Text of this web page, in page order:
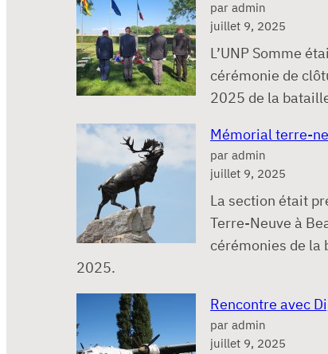
par admin
juillet 9, 2025
L’UNP Somme
cérémonie de
2025 de la
Mémorial terre-
par admin
juillet 9, 2025
La section était
Terre-Neuve à
cérémonies de la
2025.
Rencontre avec
par admin
juillet 9, 2025